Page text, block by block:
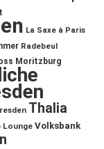
La Saxe à Paris
Radebeul
Moritzburg
Thalia
Lounge Volksbank